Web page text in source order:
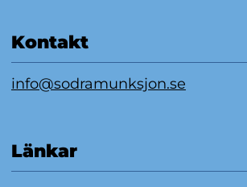
Kontakt
info@sodramunksjon.se
Länkar